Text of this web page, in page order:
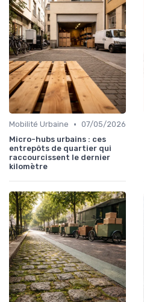
Mobilité Urbaine • 07/05/2026
Micro-hubs urbains : ces
entrepôts de quartier qui
raccourcissent le dernier
kilomètre